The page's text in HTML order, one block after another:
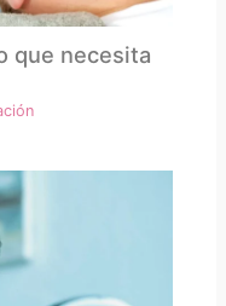
que necesita